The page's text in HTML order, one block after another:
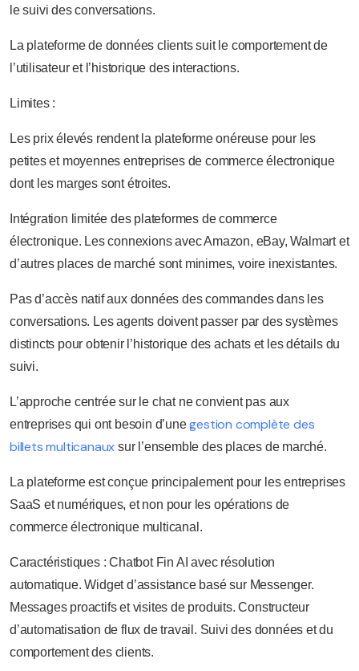
le suivi des conversations.
La plateforme de données clients suit le comportement de
l’utilisateur et l’historique des interactions.
Limites :
Les prix élevés rendent la plateforme onéreuse pour les
petites et moyennes entreprises de commerce électronique
dont les marges sont étroites.
Intégration limitée des plateformes de commerce
électronique. Les connexions avec Amazon, eBay, Walmart et
d’autres places de marché sont minimes, voire inexistantes.
Pas d’accès natif aux données des commandes dans les
conversations. Les agents doivent passer par des systèmes
distincts pour obtenir l’historique des achats et les détails du
suivi.
L’approche centrée sur le chat ne convient pas aux
entreprises qui ont besoin d’une gestion complète des
billets multicanaux sur l’ensemble des places de marché.
La plateforme est conçue principalement pour les entreprises
SaaS et numériques, et non pour les opérations de
commerce électronique multicanal.
Caractéristiques : Chatbot Fin AI avec résolution
automatique. Widget d’assistance basé sur Messenger.
Messages proactifs et visites de produits. Constructeur
d’automatisation de flux de travail. Suivi des données et du
comportement des clients.